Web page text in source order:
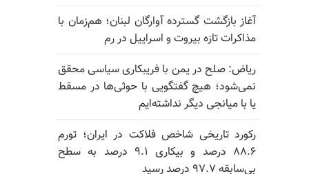
آغاز بازگشت گسترده آوارگان لبنان؛ هم‌زمان با
مذاکرات تازه بیروت و اسراییل در رم
ریاض: صلح در یمن با فریبکاری سیاسی محقق
نمی‌شود؛ هیچ گفتگویی با حوثی‌ها در مسقط
یا با میانجی دیگر نداشته‌ایم
رکورد تاریخی شاخص فلاکت در ایران؛ تورم
۸۸.۶ درصد و بیکاری ۹.۱ درصد به سطح
بی‌سابقه ۹۷.۷ درصد رسید